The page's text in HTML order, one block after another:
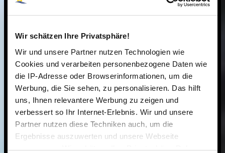
Wir schätzen Ihre Privatsphäre!
Wir und unsere Partner nutzen Technologien wie
Cookies und verarbeiten personenbezogene Daten wie
die IP-Adresse oder Browserinformationen, um die
Werbung, die Sie sehen, zu personalisieren. Das hilft
uns, Ihnen relevantere Werbung zu zeigen und
verbessert so Ihr Internet-Erlebnis. Wir und unsere
Partner nutzen diese Techniken auch, um die
Ergebnisse auszuwerten und unsere Webseite
anzupassen. Wir schätzen Ihre Privatsphäre. Daher